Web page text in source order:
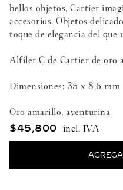
bellos objetos, Cartier
accesorios. Objetos
toque de elegancia del que
Alfiler C de Cartier de oro
Dimensiones: 35 x 8,6 mm
Oro amarillo, aventurina
$45,800